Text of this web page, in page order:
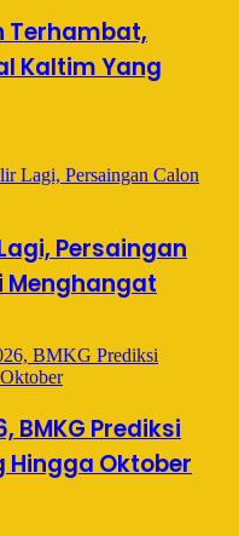
Terhambat,
Kaltim Yang
Persaingan
Menghangat
BMKG Prediksi
Hingga Oktober